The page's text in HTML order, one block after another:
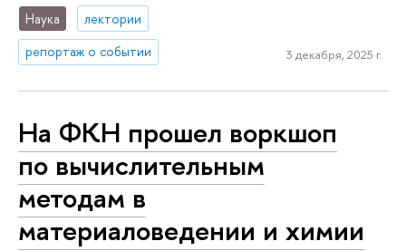
Наука
лектории
репортаж о событии
3 декабря, 2025 г.
На ФКН прошел воркшоп
по вычислительным
методам в
материаловедении и химии